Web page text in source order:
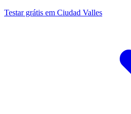
Testar grátis em Ciudad Valles